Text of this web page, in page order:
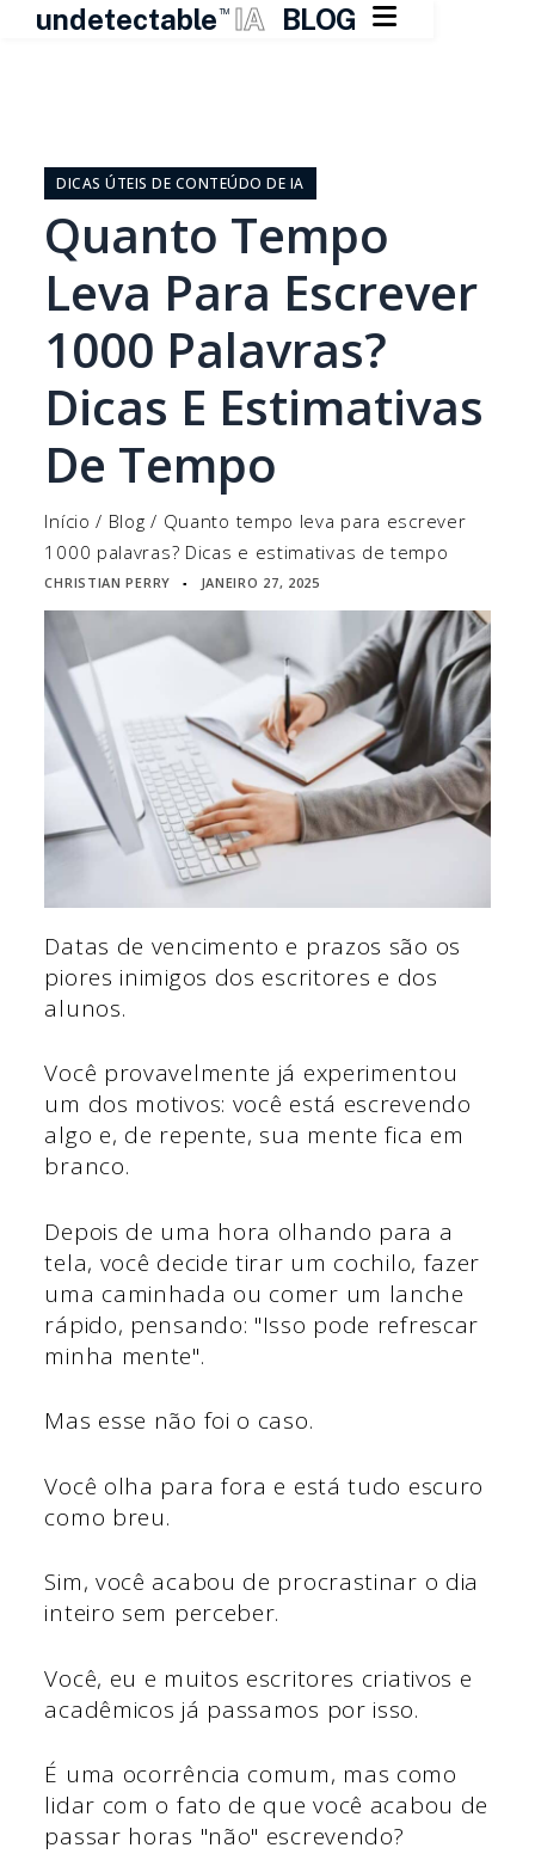
undetectable TM IA BLOG 
conteúdo
DICAS ÚTEIS DE CONTEÚDO DE IA
Quanto Tempo
Leva Para Escrever
1000 Palavras?
Dicas E Estimativas
De Tempo
Início / Blog / Quanto tempo leva para escrever
1000 palavras? Dicas e estimativas de tempo
CHRISTIAN PERRY ▪ JANEIRO 27, 2025
Datas de vencimento e prazos são os
piores inimigos dos escritores e dos
alunos.
Você provavelmente já experimentou
um dos motivos: você está escrevendo
algo e, de repente, sua mente fica em
branco.
Depois de uma hora olhando para a
tela, você decide tirar um cochilo, fazer
uma caminhada ou comer um lanche
rápido, pensando: "Isso pode refrescar
minha mente".
Mas esse não foi o caso.
Você olha para fora e está tudo escuro
como breu.
Sim, você acabou de procrastinar o dia
inteiro sem perceber.
Você, eu e muitos escritores criativos e
acadêmicos já passamos por isso.
É uma ocorrência comum, mas como
lidar com o fato de que você acabou de
passar horas "não" escrevendo?